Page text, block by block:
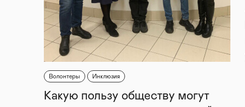
Волонтеры Инклюзия
Какую пользу обществу могут